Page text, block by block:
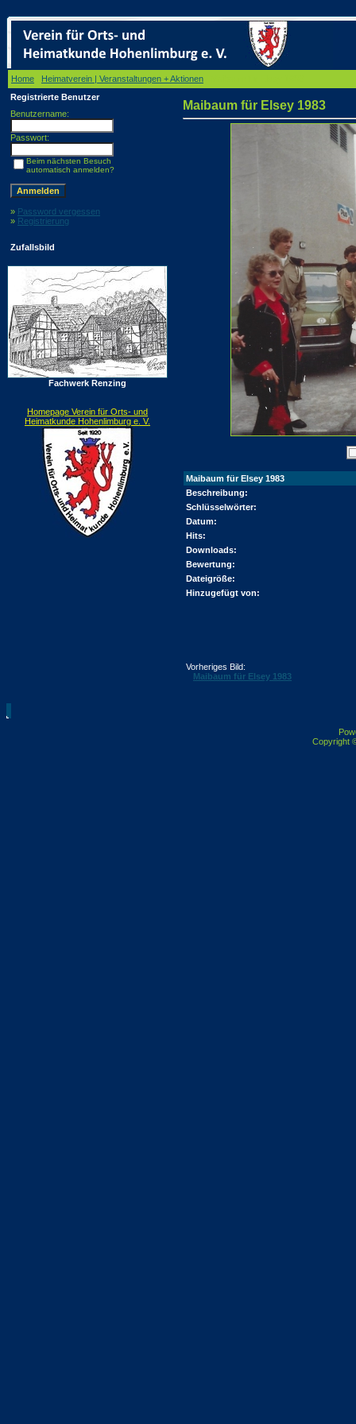
Home Heimatverein | Veranstaltungen + Aktionen
Registrierte Benutzer
Benutzername:
Passwort:
Beim nächsten Besuch
automatisch anmelden?
» Password vergessen
» Registrierung
Zufallsbild
Fachwerk Renzing
Homepage Verein für Orts- und
Heimatkunde Hohenlimburg e. V.
Maibaum für Elsey 1983
Maibaum für Elsey 1983
Beschreibung:
Schlüsselwörter:
Datum:
Hits:
Downloads:
Bewertung:
Dateigröße:
Hinzugefügt von:
Vorheriges Bild:
Maibaum für Elsey 1983
Copyright